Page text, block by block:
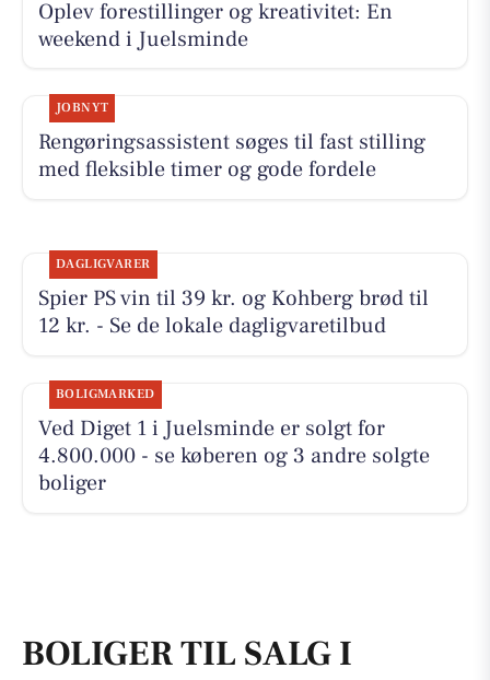
Oplev forestillinger og kreativitet: En
weekend i Juelsminde
JOBNYT
Rengøringsassistent søges til fast stilling
med fleksible timer og gode fordele
DAGLIGVARER
Spier PS vin til 39 kr. og Kohberg brød til
12 kr. - Se de lokale dagligvaretilbud
BOLIGMARKED
Ved Diget 1 i Juelsminde er solgt for
4.800.000 - se køberen og 3 andre solgte
boliger
BOLIGER TIL SALG I